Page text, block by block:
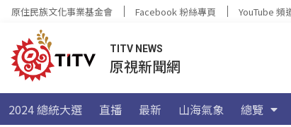
原住民族文化事業基金會 Facebook 粉絲專頁 YouTube 頻
TITV NEWS
原視新聞網
2024 總統大選 直播 最新 山海氣象 總覽